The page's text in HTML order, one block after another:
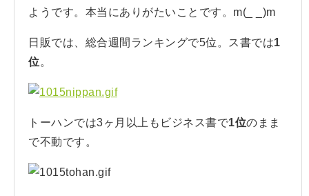
ようです。本当にありがたいことです。m(_ _)m
日販では、総合週間ランキングで5位。ス書では1
位。
トーハンでは3ヶ月以上もビジネス書で1位のまま
で不動です。